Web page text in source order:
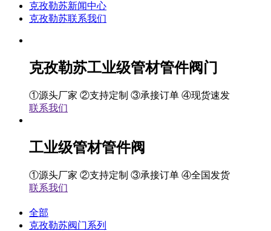
克孜勒苏新闻中心
克孜勒苏联系我们
克孜勒苏工业级管材管件阀门
①源头厂家 ②支持定制 ③承接订单 ④现货速发
联系我们
工业级管材管件阀
①源头厂家 ②支持定制 ③承接订单 ④全国发货
联系我们
全部
克孜勒苏阀门系列